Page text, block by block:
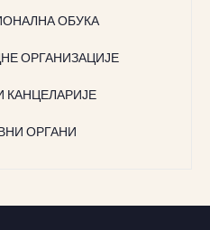
ОБУКА
ОРГАНИЗАЦИЈЕ
КАНЦЕЛАРИЈЕ
ОРГАНИ